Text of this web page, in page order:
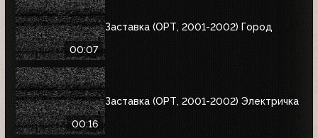
00:07
Заставка (ОРТ, 2001-2002) Город
00:16
Заставка (ОРТ, 2001-2002) Электричка